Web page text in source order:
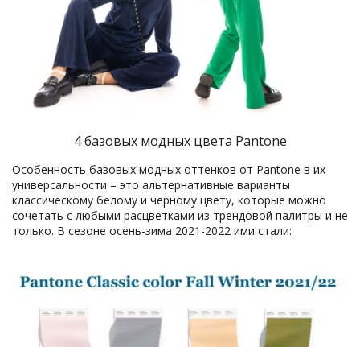
4 базовых модных цвета Pantone
Особенность базовых модных оттенков от Pantone в их
универсальности – это альтернативные варианты
классическому белому и черному цвету, которые можно
сочетать с любыми расцветками из трендовой палитры и не
только. В сезоне осень-зима 2021-2022 ими стали: